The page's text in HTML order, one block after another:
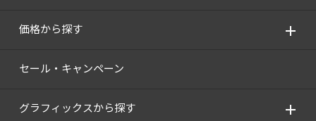
価格から探す
セール・キャンペーン
グラフィックスから探す